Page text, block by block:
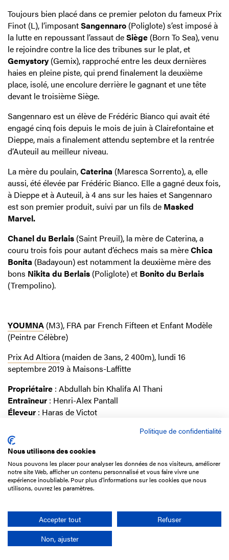
Toujours bien placé dans ce premier peloton du fameux Prix
Finot (L), l’imposantSangennaro (Poliglote) s’est imposé à
la lutte en repoussant l’assaut deSiège (Born To Sea), venu
le rejoindre contre la lice des tribunes sur le plat, et
Gemystory (Gemix), rapproché entre les deux dernières
haies en pleine piste, qui prend finalement la deuxième
place, isolé, une encolure derrière le gagnant et une tête
devant le troisième Siège.
Sangennaro est un élève de Frédéric Bianco qui avait été
engagé cinq fois depuis le mois de juin à Clairefontaine et
Dieppe, mais a finalement attendu septembre et la rentrée
d’Auteuil au meilleur niveau.
La mère du poulain,Caterina (Maresca Sorrento), a, elle
aussi, été élevée par Frédéric Bianco. Elle a gagné deux fois,
à Dieppe et à Auteuil, à 4 ans sur les haies et Sangennaro
est son premier produit, suivi par un fils de Masked
Marvel.
Chanel du Berlais (Saint Preuil), la mère de Caterina, a
couru trois fois pour autant d’échecs mais sa mèreChica
Bonita (Badayoun) est notamment la deuxième mère des
bons Nikita du Berlais (Poliglote) et Bonito du Berlais
(Trempolino).
YOUMNA (M3), FRA par French Fifteen et Enfant Modèle
(Peintre Célèbre)
Prix Ad Altiora (maiden de 3ans, 2 400m), lundi 16
septembre 2019 à Maisons-Laffitte
Propriétaire : Abdullah bin Khalifa Al Thani
Entraîneur : Henri-Alex Pantall
Éleveur : Haras de Victot
Politique de confidentialité
Nous utilisons des cookies
Nous pouvons les placer pour analyser les données de nos visiteurs, améliorer
notre site Web, afficher un contenu personnalisé et vous faire vivre une
expérience inoubliable. Pour plus d'informations sur les cookies que nous
utilisons, ouvrez les paramètres.
Accepter tout
Refuser
Non, ajuster